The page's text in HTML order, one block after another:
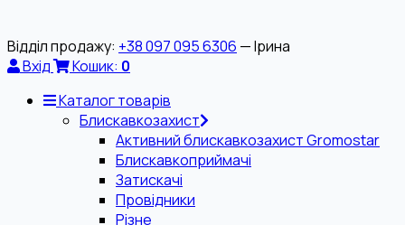
Відділ продажу: +38 097 095 6306 — Ірина
Вхід
Кошик: 0
Каталог товарів
Блискавкозахист
Активний блискавкозахист Gromostar
Блискавкоприймачі
Затискачі
Провідники
Різне